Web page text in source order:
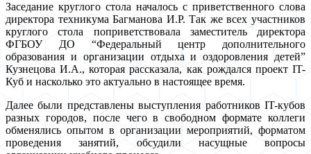
Заседание круглого стола началось с приветственного слова
директора техникума Багманова И.Р. Так же всех участников
круглого стола поприветствовала заместитель директора
ФГБОУ ДО “Федеральный центр дополнительного
образования и организации отдыха и оздоровления детей”
Кузнецова И.А., которая рассказала, как рождался проект IT-
Куб и насколько это актуально в настоящее время.
Далее были представлены выступления работников IT-кубов
разных городов, после чего в свободном формате коллеги
обменялись опытом в организации мероприятий, форматом
проведения занятий, обсудили насущные вопросы